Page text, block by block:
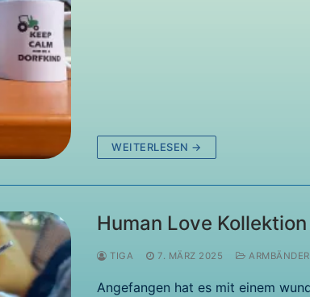
WEITERLESEN →
Human Love Kollektion
TIGA 7. MÄRZ 2025 ARMBÄNDER
Angefangen hat es mit einem